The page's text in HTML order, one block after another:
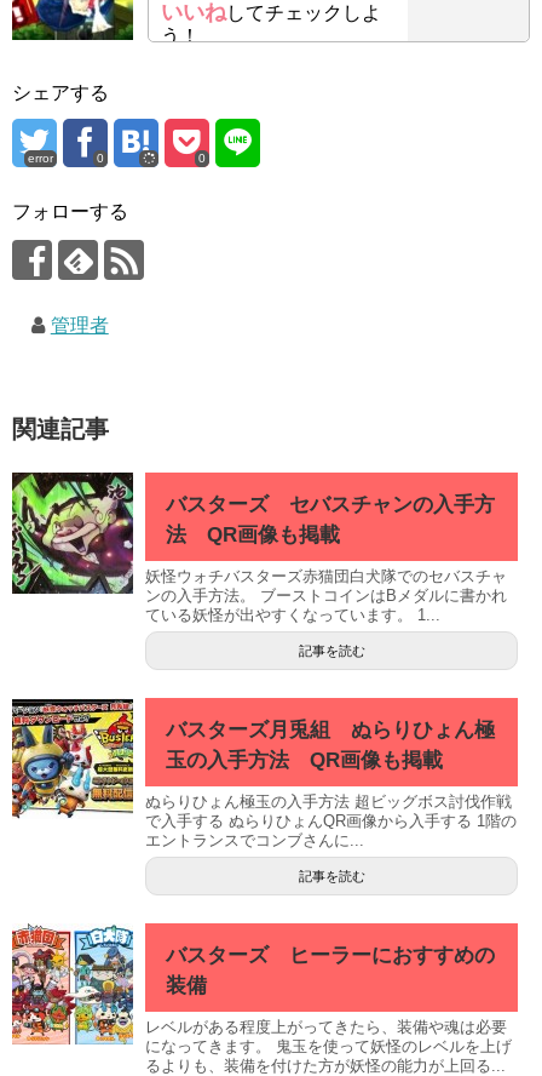
いいねしてチェックしよ
う！
シェアする
error 0 0
フォローする
管理者
関連記事
バスターズ セバスチャンの入手方
法 QR画像も掲載
妖怪ウォチバスターズ赤猫団白犬隊でのセバスチャ
ンの入手方法。 ブーストコインはBメダルに書かれ
ている妖怪が出やすくなっています。 1...
記事を読む
バスターズ月兎組 ぬらりひょん極
玉の入手方法 QR画像も掲載
ぬらりひょん極玉の入手方法 超ビッグボス討伐作戦
で入手する ぬらりひょんQR画像から入手する 1階の
エントランスでコンブさんに...
記事を読む
バスターズ ヒーラーにおすすめの
装備
レベルがある程度上がってきたら、装備や魂は必要
になってきます。 鬼玉を使って妖怪のレベルを上げ
るよりも、装備を付けた方が妖怪の能力が上回る...